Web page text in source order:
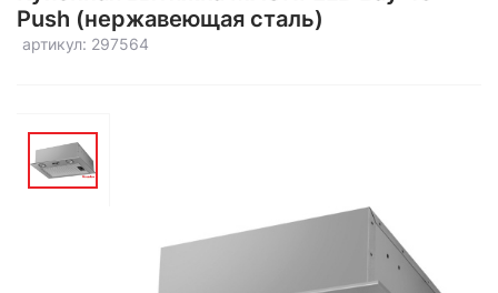
Push (нержавеющая сталь)
артикул: 297564